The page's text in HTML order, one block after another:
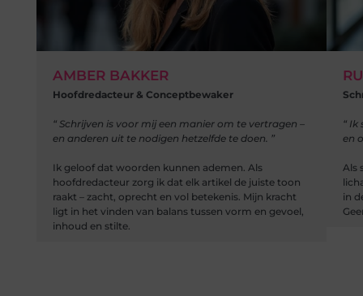
AMBER BAKKER
Hoofdredacteur & Conceptbewaker
“ Schrijven is voor mij een manier om te vertragen –
en anderen uit te nodigen hetzelfde te doen. ”
Ik geloof dat woorden kunnen ademen. Als
hoofdredacteur zorg ik dat elk artikel de juiste toon
raakt – zacht, oprecht en vol betekenis. Mijn kracht
ligt in het vinden van balans tussen vorm en gevoel,
inhoud en stilte.
“
en
Als
in